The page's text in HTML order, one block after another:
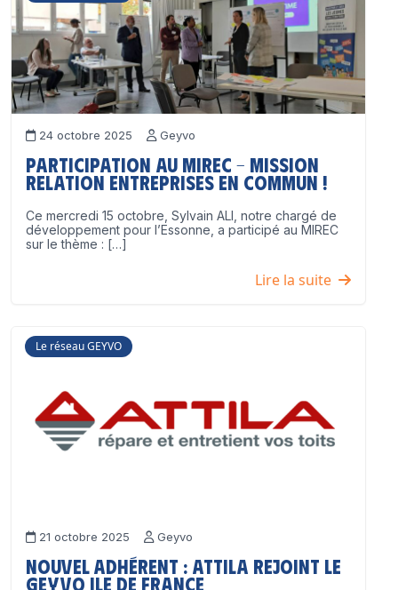
24 octobre 2025 Geyvo
Participation au MIREC – Mission
Relation Entreprises en Commun !
Ce mercredi 15 octobre, Sylvain ALI, notre chargé de
développement pour l’Essonne, a participé au MIREC
sur le thème : […]
Lire la suite
Le réseau GEYVO
21 octobre 2025 Geyvo
Nouvel adhérent : ATTILA rejoint le
GEYVO Ile de France